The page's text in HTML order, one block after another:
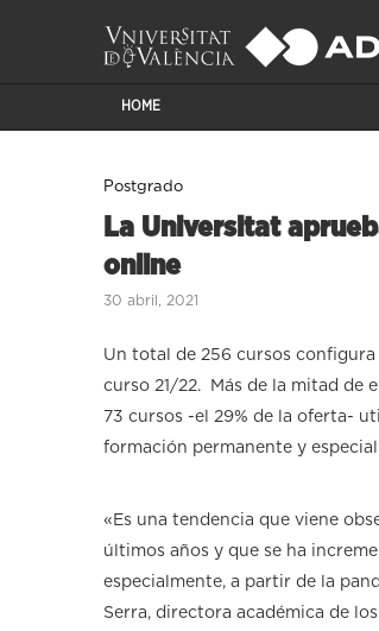
HOME
Postgrado
La Universitat
online
30 abril, 2021
Un total de 256 cursos configura
curso 21/22. Más de la mitad de
73 cursos -el 29% de la oferta-
formación permanente y
«Es una tendencia que viene
últimos años y que se ha
especialmente, a partir de la
Serra, directora académica de